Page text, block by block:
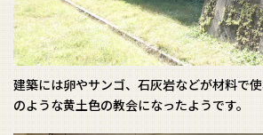
建築には卵やサンゴ、石灰岩などが材料で
のような黄土色の教会になったようです。